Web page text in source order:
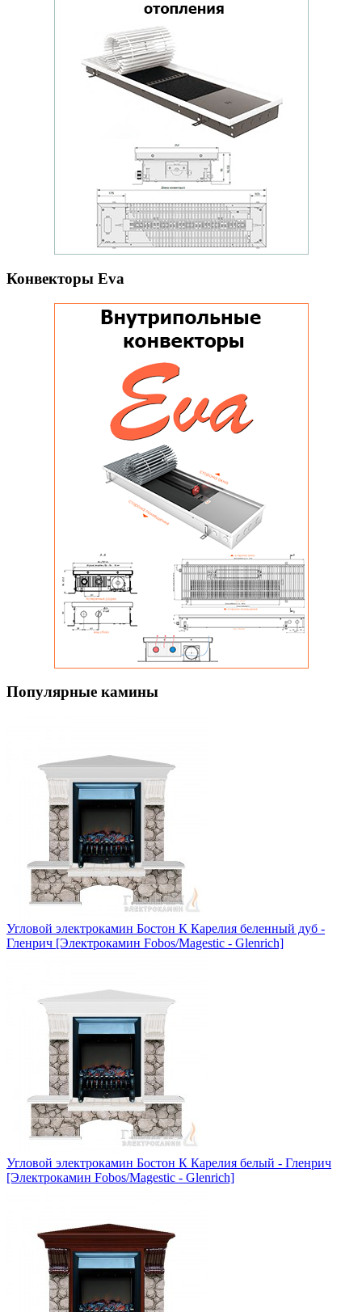
Конвекторы Eva
Популярные камины
Угловой электрокамин Бостон К Карелия беленный дуб -
Гленрич [Электрокамин Fobos/Magestic - Glenrich]
Угловой электрокамин Бостон К Карелия белый - Гленрич
[Электрокамин Fobos/Magestic - Glenrich]